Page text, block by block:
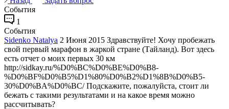
События
1
События
Sidenko Natalya 2 Июня 2015 Здравствуйте! Хочу пробежать
свой первый марафон в жаркой стране (Тайланд). Вот здесь
есть отчет о моих первых 30 км
http://sidkay.ru/%D0%BC%D0%BE%D0%B8-
%D0%BF%D0%B5%D1%80%D0%B2%D1%8B%D0%B5-
30%D0%BA%D0%BC/ Подскажите, пожалуйста, стоит ли
бежать с такими результатами и на какое время можно
рассчитывать?